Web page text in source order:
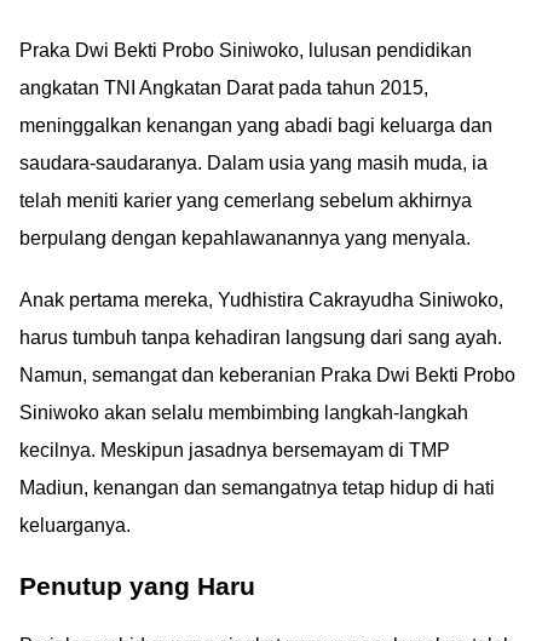
Praka Dwi Bekti Probo Siniwoko, lulusan pendidikan
angkatan TNI Angkatan Darat pada tahun 2015,
meninggalkan kenangan yang abadi bagi keluarga dan
saudara-saudaranya. Dalam usia yang masih muda, ia
telah meniti karier yang cemerlang sebelum akhirnya
berpulang dengan kepahlawanannya yang menyala.
Anak pertama mereka, Yudhistira Cakrayudha Siniwoko,
harus tumbuh tanpa kehadiran langsung dari sang ayah.
Namun, semangat dan keberanian Praka Dwi Bekti Probo
Siniwoko akan selalu membimbing langkah-langkah
kecilnya. Meskipun jasadnya bersemayam di TMP
Madiun, kenangan dan semangatnya tetap hidup di hati
keluarganya.
Penutup yang Haru